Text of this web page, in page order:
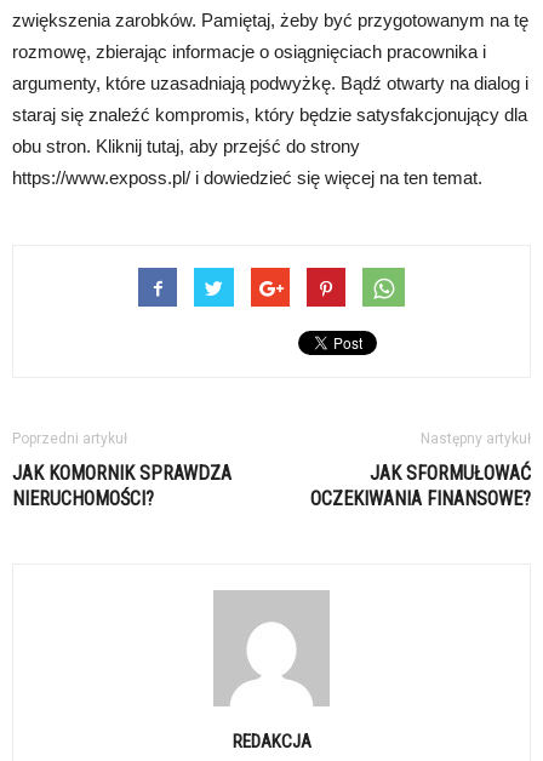
zwiększenia zarobków. Pamiętaj, żeby być przygotowanym na tę
rozmowę, zbierając informacje o osiągnięciach pracownika i
argumenty, które uzasadniają podwyżkę. Bądź otwarty na dialog i
staraj się znaleźć kompromis, który będzie satysfakcjonujący dla
obu stron. Kliknij tutaj, aby przejść do strony
https://www.exposs.pl/ i dowiedzieć się więcej na ten temat.
Poprzedni artykuł
JAK KOMORNIK SPRAWDZA
NIERUCHOMOŚCI?
Następny artykuł
JAK SFORMUŁOWAĆ
OCZEKIWANIA FINANSOWE?
REDAKCJA